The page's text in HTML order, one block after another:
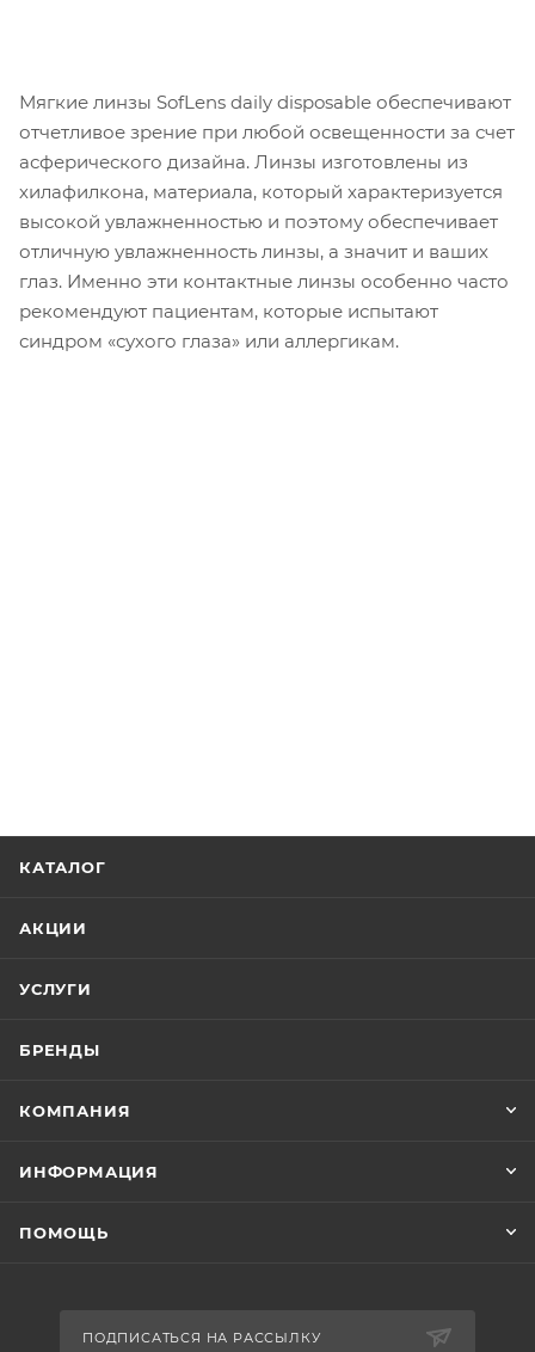
Мягкие линзы SofLens daily disposable обеспечивают
отчетливое зрение при любой освещенности за счет
асферического дизайна. Линзы изготовлены из
хилафилкона, материала, который характеризуется
высокой увлажненностью и поэтому обеспечивает
отличную увлажненность линзы, а значит и ваших
глаз. Именно эти контактные линзы особенно часто
рекомендуют пациентам, которые испытают
синдром «сухого глаза» или аллергикам.
КАТАЛОГ
АКЦИИ
УСЛУГИ
БРЕНДЫ
КОМПАНИЯ
ИНФОРМАЦИЯ
ПОМОЩЬ
ПОДПИСАТЬСЯ НА РАССЫЛКУ